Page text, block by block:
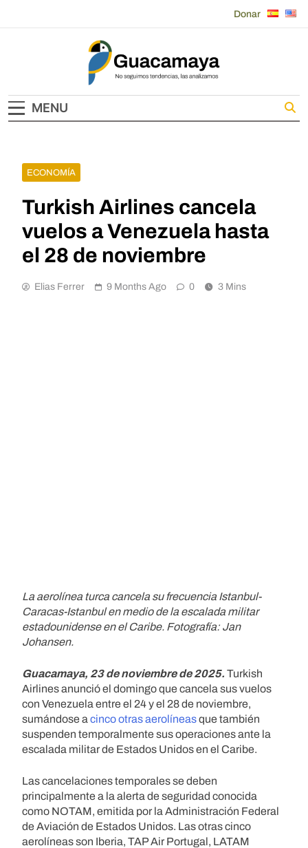
Donar
Guacamaya
MENU
ECONOMÍA
Turkish Airlines cancela
vuelos a Venezuela hasta
el 28 de noviembre
Elias Ferrer 9 Months Ago 0 3 Mins
La aerolínea turca cancela su frecuencia Istanbul-
Caracas-Istanbul en medio de la escalada militar
estadounidense en el Caribe. Fotografía: Jan
Johansen.
Guacamaya, 23 de noviembre de 2025. Turkish
Airlines anunció el domingo que cancela sus vuelos
con Venezuela entre el 24 y el 28 de noviembre,
sumándose a cinco otras aerolíneasque también
suspenden temporalmente sus operaciones ante la
escalada militar de Estados Unidos en el Caribe.
Las cancelaciones temporales se deben
principalmente a la alerta de seguridad conocida
como NOTAM, emitida por la Administración Federal
de Aviación de Estados Unidos. Las otras cinco
aerolíneas son Iberia, TAP Air Portugal, LATAM